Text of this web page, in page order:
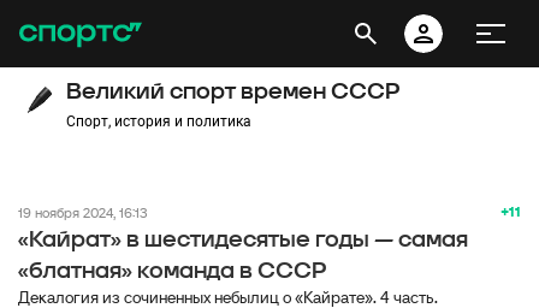
Великий спорт времен СССР
Спорт, история и политика
+11
19 ноября 2024, 16:13
«Кайрат» в шестидесятые годы — самая
«блатная» команда в СССР
Декалогия из сочиненных небылиц о «Кайрате». 4 часть.